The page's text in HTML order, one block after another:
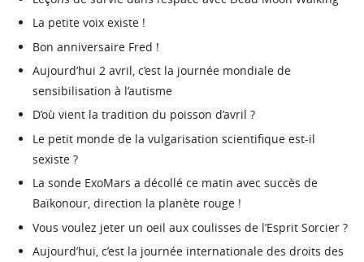
La petite voix existe !
Bon anniversaire Fred !
Aujourd’hui 2 avril, c’est la journée mondiale de
sensibilisation à l’autisme
D’où vient la tradition du poisson d’avril ?
Le petit monde de la vulgarisation scientifique est-il
sexiste ?
La sonde ExoMars a décollé ce matin avec succès de
Baïkonour, direction la planète rouge !
Vous voulez jeter un oeil aux coulisses de l’Esprit Sorcier ?
Aujourd’hui, c’est la journée internationale des droits des